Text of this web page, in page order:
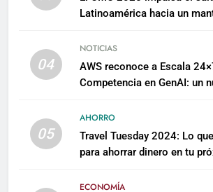
Latinoamérica hacia un
04
NOTICIAS
AWS reconoce a Escala
Competencia en GenAI: un
05
AHORRO
Travel Tuesday 2024: Lo
para ahorrar dinero en tu
ECONOMÍA